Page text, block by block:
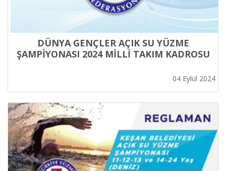
DÜNYA GENÇLER AÇIK SU YÜZME
ŞAMPİYONASI 2024 MİLLİ TAKIM KADROSU
04 Eylül 2024